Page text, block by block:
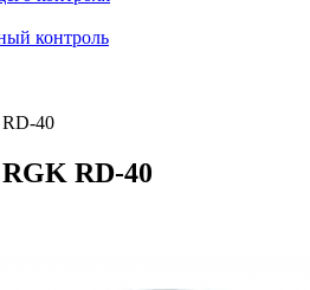
контроль
RD-40
RD-40